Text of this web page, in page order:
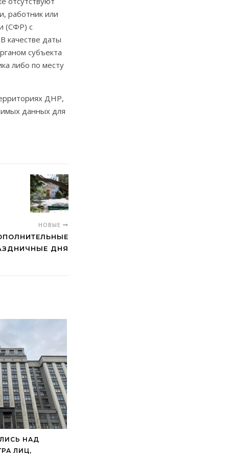
работник или
(СФР) с
качестве даты
субъекта
либо по месту
ДНР,
данных для
НОВЫЕ
ДНЯ
НАД
ЛИЦ,